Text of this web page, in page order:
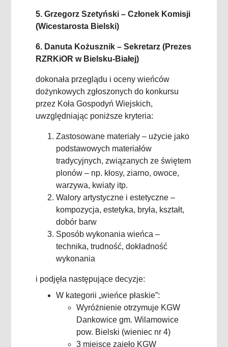
5. Grzegorz Szetyński – Członek Komisji
(Wicestarosta Bielski)
6. Danuta Kożusznik – Sekretarz (Prezes
RZRKiOR w Bielsku-Białej)
dokonała przeglądu i oceny wieńców
dożynkowych zgłoszonych do konkursu
przez Koła Gospodyń Wiejskich,
uwzględniając poniższe kryteria:
Zastosowane materiały – użycie jako
podstawowych materiałów
tradycyjnych, związanych ze świętem
plonów – np. kłosy, ziarno, owoce,
warzywa, kwiaty itp.
Walory artystyczne i estetyczne –
kompozycja, estetyka, bryła, kształt,
dobór barw
Sposób wykonania wieńca –
technika, trudność, dokładność
wykonania
i podjęła następujące decyzje:
W kategorii „wieńce płaskie”:
Wyróżnienie otrzymuje KGW
Dankowice gm. Wilamowice
pow. Bielski (wieniec nr 4)
3 miejsce zajęło KGW